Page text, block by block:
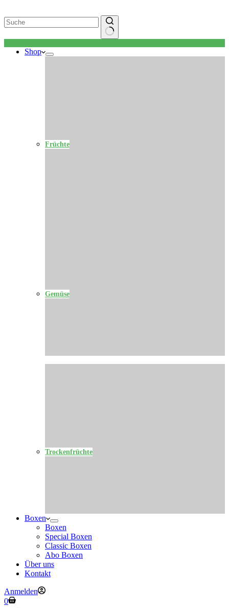
Ergebnisse
Shop
Früchte
Gemüse
Trockenfrüchte
Boxen
Boxen
Special Boxen
Classic Boxen
Abo Boxen
Über uns
Kontakt
Anmelden
Warenkorb
0